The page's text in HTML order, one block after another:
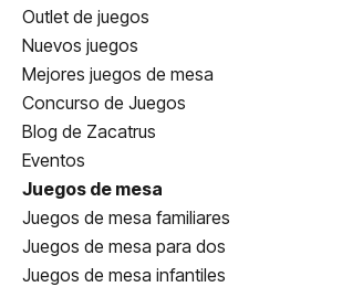
Outlet de juegos
Nuevos juegos
Mejores juegos de mesa
Concurso de Juegos
Blog de Zacatrus
Eventos
Juegos de mesa
Juegos de mesa familiares
Juegos de mesa para dos
Juegos de mesa infantiles